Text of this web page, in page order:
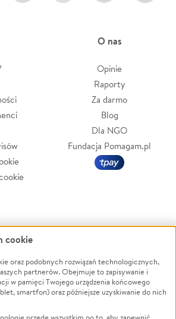
O nas
Opinie
Raporty
Za darmo
Blog
Dla NGO
Fundacja Pomagam.pl
Powódź
Wichura
NGO
cookie
oraz podobnych rozwiązań technologicznych,
partnerów. Obejmuje to zapisywanie i
w pamięci Twojego urządzenia końcowego
smartfon) oraz późniejsze uzyskiwanie do nich